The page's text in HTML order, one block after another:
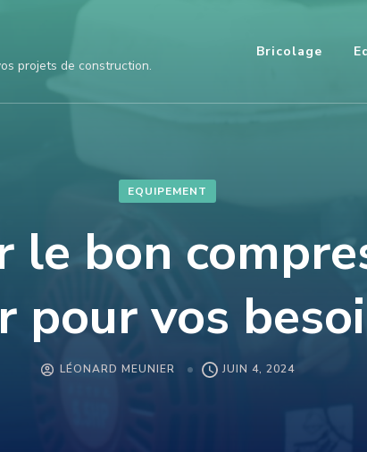
projets de construction.
Bricolage
EQUIPEMENT
le bon
pour vos
LÉONARD MEUNIER JUIN 4, 2024